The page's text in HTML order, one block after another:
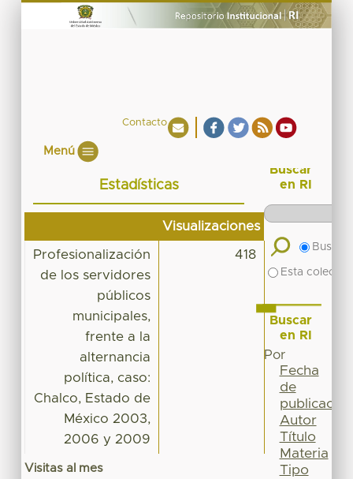
Contacto
Menú
Estadísticas
Visualizaciones
Profesionalización
de los servidores
públicos
municipales,
frente a la
alternancia
política, caso:
Chalco, Estado de
México 2003,
2006 y 2009
418
Visitas al mes
Buscar
en RI
Buscar
Esta
Buscar
en RI
Por
Fecha
de
publicación
Autor
Título
Materia
Tipo